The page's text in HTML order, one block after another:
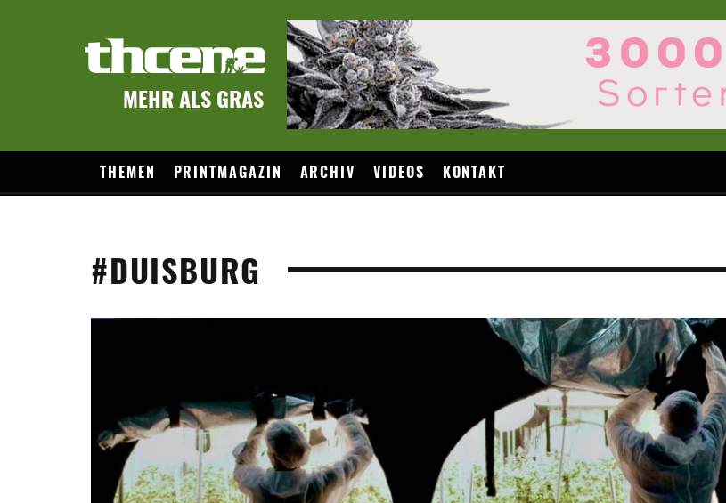
MEHR ALS GRAS
THEMEN PRINTMAGAZIN ARCHIV VIDEOS KONTAKT
#DUISBURG